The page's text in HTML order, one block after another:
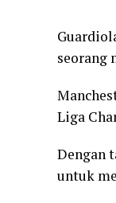
seorang
Liga
Dengan
untuk